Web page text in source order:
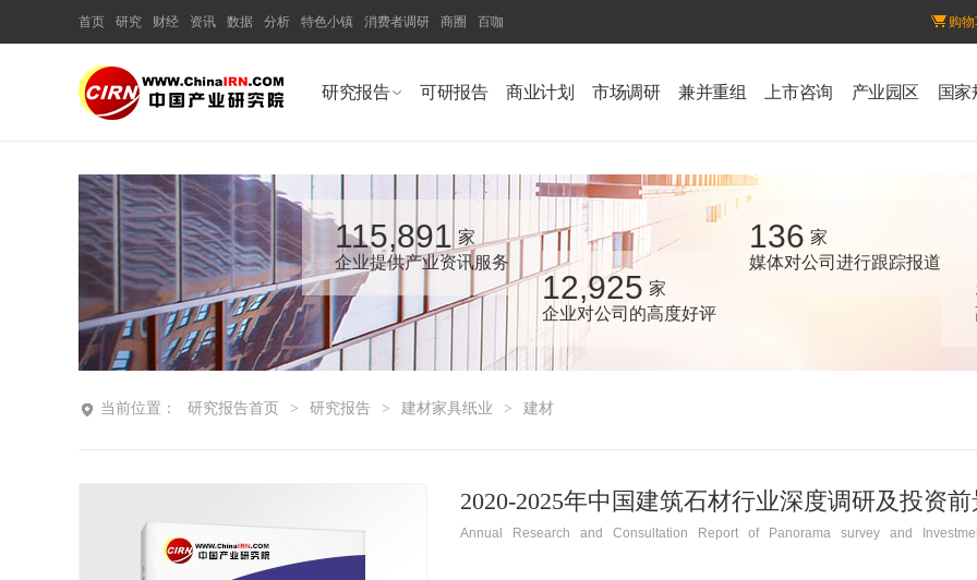
首页 研究 财经 资讯 数据 分析 特色小镇 消费者调研 商圈 百咖 购
研究报告 可研报告 商业计划 市场调研 兼并重组 上市咨询 产业园区 国家
115,891 家
企业提供产业资讯服务
12,925 家
企业对公司的高度好评
136 家
媒体对公司进行跟踪报道
当前位置： 研究报告首页 > 研究报告 > 建材家具纸业 > 建材
2020-2025年中国建筑石材行业深度调研及投资
Annual Research and Consultation Report of Panorama survey and